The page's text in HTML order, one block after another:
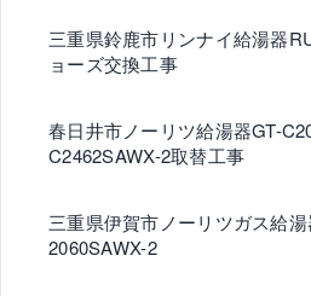
三重県鈴鹿市リンナイ給湯器
ョーズ交換工事
春日井市ノーリツ給湯器GT-
C2462SAWX-2取替工事
三重県伊賀市ノーリツガス給
2060SAWX-2